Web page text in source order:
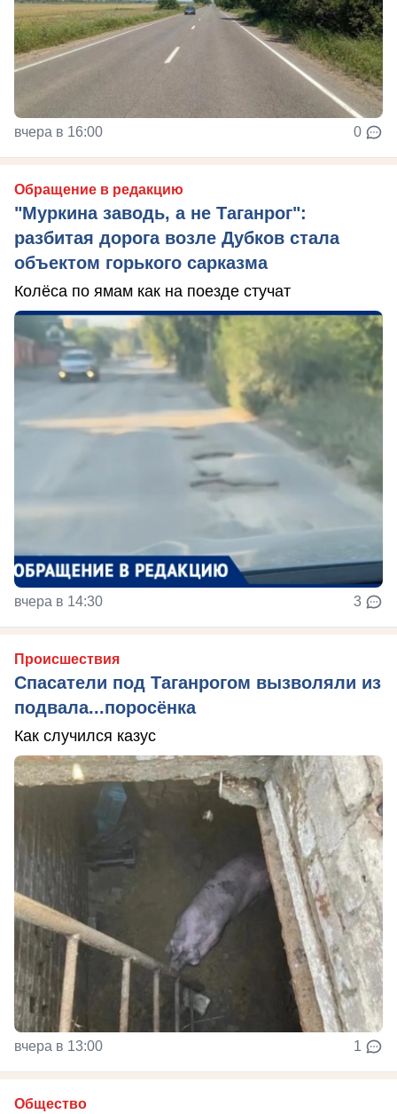
вчера в 16:00 0
Обращение в редакцию
"Муркина заводь, а не Таганрог":
разбитая дорога возле Дубков стала
объектом горького сарказма
Колёса по ямам как на поезде стучат
вчера в 14:30 3
Происшествия
Спасатели под Таганрогом вызволяли из
подвала...поросёнка
Как случился казус
вчера в 13:00 1
Общество